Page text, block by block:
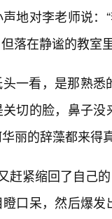
地对李老师说
落在静谧的教室
一看，是那熟悉
切的脸，鼻子
丽的辞藻都来得
赶紧缩回了自己
口呆，然后爆